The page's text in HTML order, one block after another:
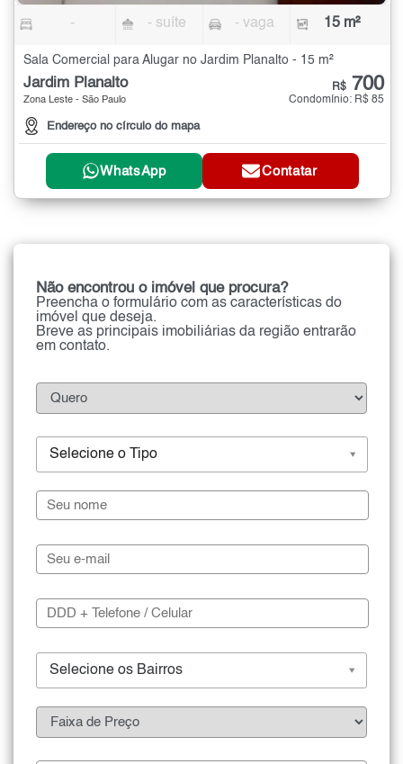
- - suíte - vaga 15 m²
Sala Comercial para Alugar no Jardim Planalto - 15 m²
Jardim Planalto
Zona Leste - São Paulo
Endereço no círculo do mapa
R$ 700
Condomínio: R$ 85
WhatsApp Contatar
Não encontrou o imóvel que procura?
Preencha o formulário com as características do
imóvel que deseja.
Breve as principais imobiliárias da região entrarão
em contato.
Selecione o Tipo
Selecione os Bairros